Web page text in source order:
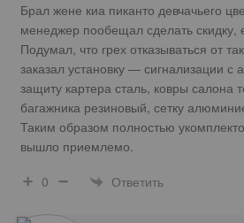
Брал жене киа пиканто девчачьего
менеджер пообещал сделать скидку,
Подумал, что грех отказываться от
заказал установку — сигнализации с
защиту картера сталь, ковры салона
багажника резиновый, сетку
Таким образом полностью
вышло приемлемо.
0
Ответить